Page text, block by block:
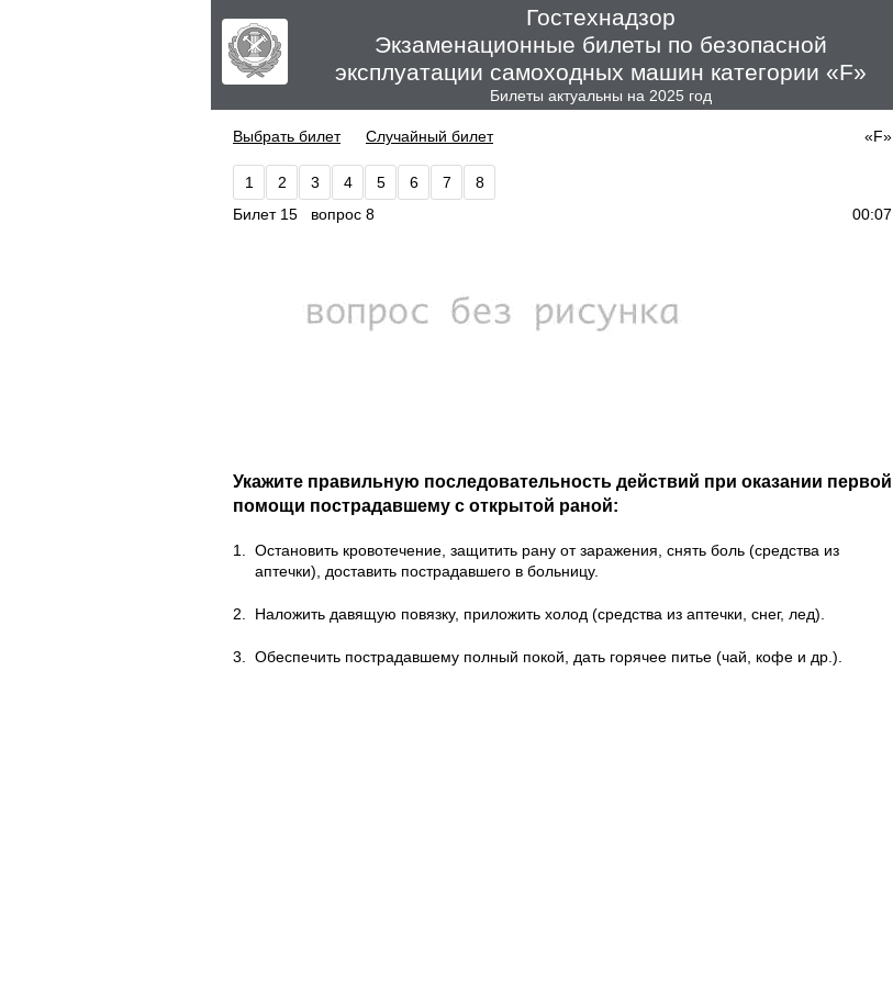
Гостехнадзор
Экзаменационные билеты по безопасной
эксплуатации самоходных машин категории «F»
Билеты актуальны на 2025 год
Выбрать билет Случайный билет «F»
1 2 3 4 5 6 7
8
Билет 15 вопрос 8
00:07
Укажите правильную последовательность действий при оказании первой
помощи пострадавшему с открытой раной:
1.
Остановить кровотечение, защитить рану от заражения, снять боль (средства из
аптечки), доставить пострадавшего в больницу.
2. Наложить давящую повязку, приложить холод (средства из аптечки, снег, лед).
3. Обеспечить пострадавшему полный покой, дать горячее питье (чай, кофе и др.).